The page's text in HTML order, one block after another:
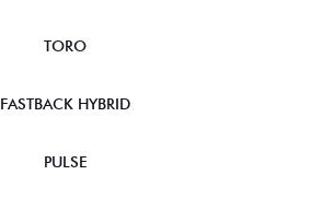
TORO
FASTBACK HYBRID
PULSE